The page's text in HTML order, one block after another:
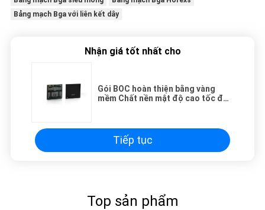
Bảng mạch Bga với liên kết dây
Nhận giá tốt nhất cho
Gói BOC hoàn thiện bằng vàng
mềm Chất nền mật độ cao tốc độ
Tiếp tục
Top sản phẩm